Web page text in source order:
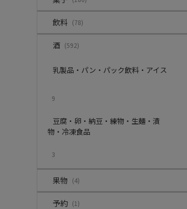
飲料 (78)
酒 (592)
乳製品・パン・パック飲料・アイス
9
豆腐・卵・納豆・練物・生麺・漬
物・冷凍食品
3
果物 (4)
予約 (1)